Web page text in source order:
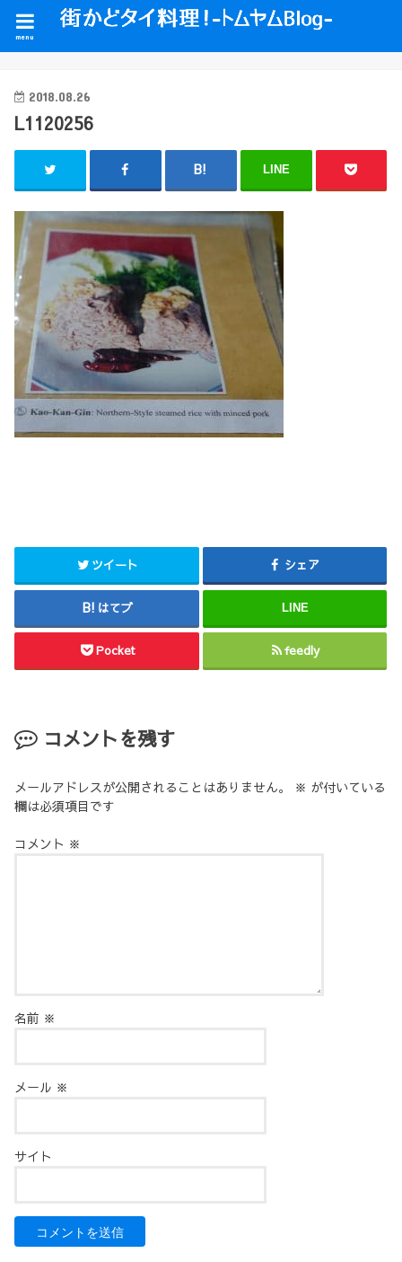
menu
2018.08.26
L1120256
LINE
ツイート シェア
はてブ LINE
Pocket feedly
コメントを残す
メールアドレスが公開されることはありません。 ※ が付いている
欄は必須項目です
コメント ※
名前 ※
メール ※
サイト